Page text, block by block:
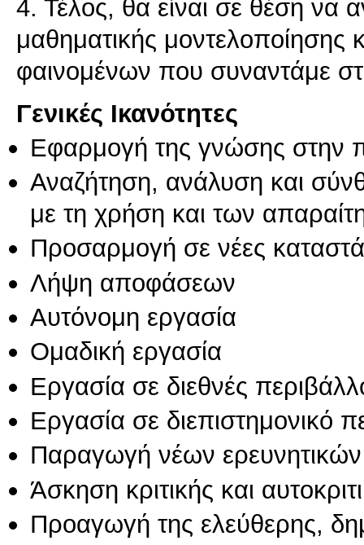
4. Τέλος, θα είναι σε θέση να
μαθηματικής μοντελοποίησης
φαινομένων που συναντάμε
Γενικές Ικανότητες
Εφαρμογή της γνώσης στην
Αναζήτηση, ανάλυση και
με τη χρήση και των
Προσαρμογή σε νέες
Λήψη αποφάσεων
Αυτόνομη εργασία
Ομαδική εργασία
Εργασία σε διεθνές
Εργασία σε διεπιστημονικό
Παραγωγή νέων
Άσκηση κριτικής και
Προαγωγή της ελεύθερης,